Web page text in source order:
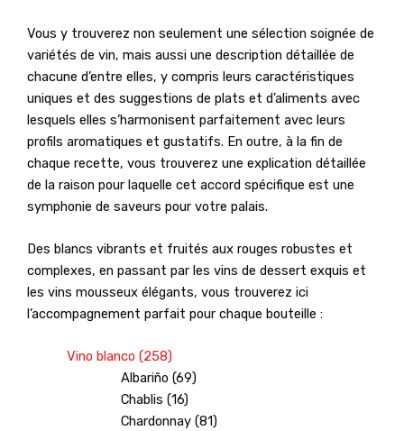
Vous y trouverez non seulement une sélection soignée de
variétés de vin, mais aussi une description détaillée de
chacune d’entre elles, y compris leurs caractéristiques
uniques et des suggestions de plats et d’aliments avec
lesquels elles s’harmonisent parfaitement avec leurs
profils aromatiques et gustatifs. En outre, à la fin de
chaque recette, vous trouverez une explication détaillée
de la raison pour laquelle cet accord spécifique est une
symphonie de saveurs pour votre palais.
Des blancs vibrants et fruités aux rouges robustes et
complexes, en passant par les vins de dessert exquis et
les vins mousseux élégants, vous trouverez ici
l’accompagnement parfait pour chaque bouteille :
Vino blanco (258)
Albariño (69)
Chablis (16)
Chardonnay (81)